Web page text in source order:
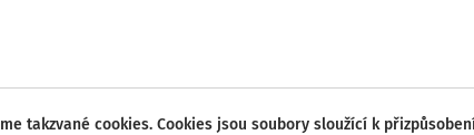
takzvané cookies. Cookies jsou soubory sloužící k